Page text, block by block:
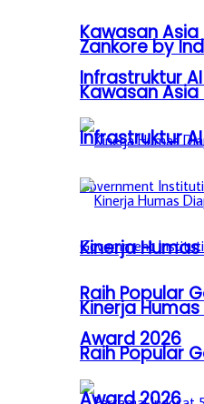
Kawasan
Infrastruktur
Kinerja
Raih Popular
Award 2026
Zankore by
Kawasan
Infrastruktur
Kinerja
Raih Popular
Award 2026